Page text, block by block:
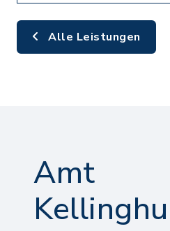
Alle Leistungen
Amt